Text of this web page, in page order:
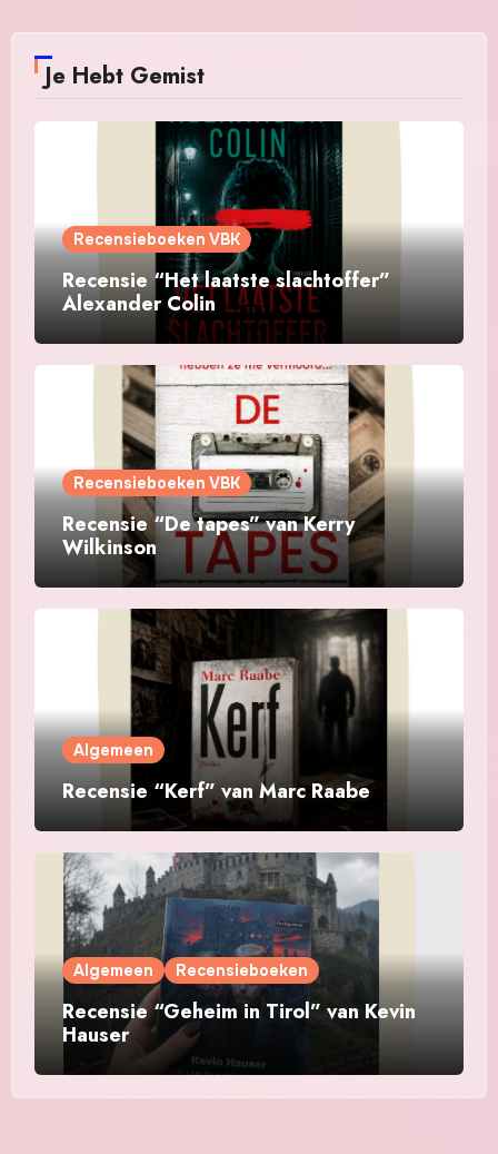
Je Hebt Gemist
Recensieboeken VBK
Recensie “Het laatste slachtoffer”
Alexander Colin
Recensieboeken VBK
Recensie “De tapes” van Kerry
Wilkinson
Algemeen
Recensie “Kerf” van Marc Raabe
Algemeen Recensieboeken
Recensie “Geheim in Tirol” van Kevin
Hauser